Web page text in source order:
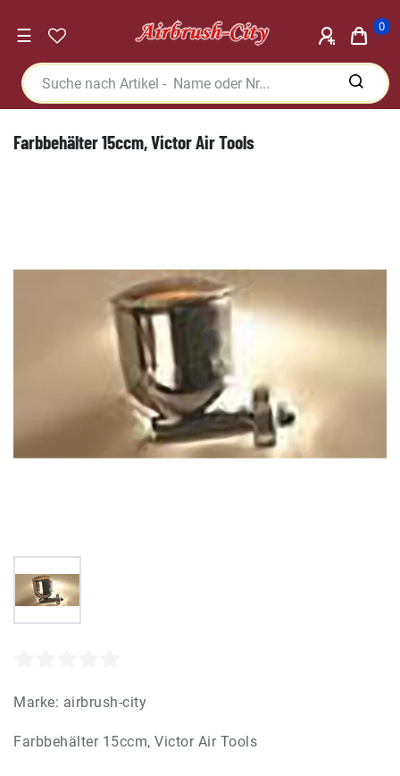
☰ 0
Farbbehälter 15ccm, Victor Air Tools
Marke: airbrush-city
Farbbehälter 15ccm, Victor Air Tools